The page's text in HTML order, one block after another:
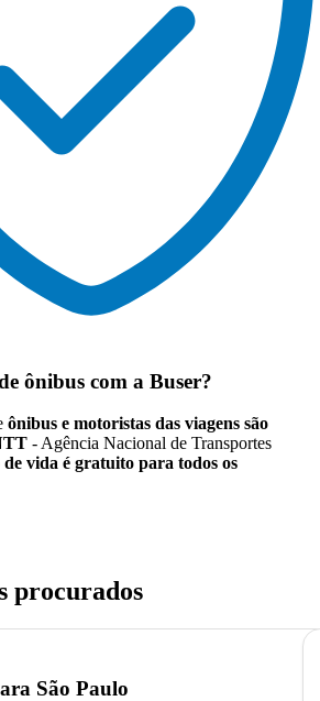
ônibus com a Buser?
ônibus e motoristas das viagens são
- Agência Nacional de Transportes
de vida é gratuito para todos os
procurados
São Paulo